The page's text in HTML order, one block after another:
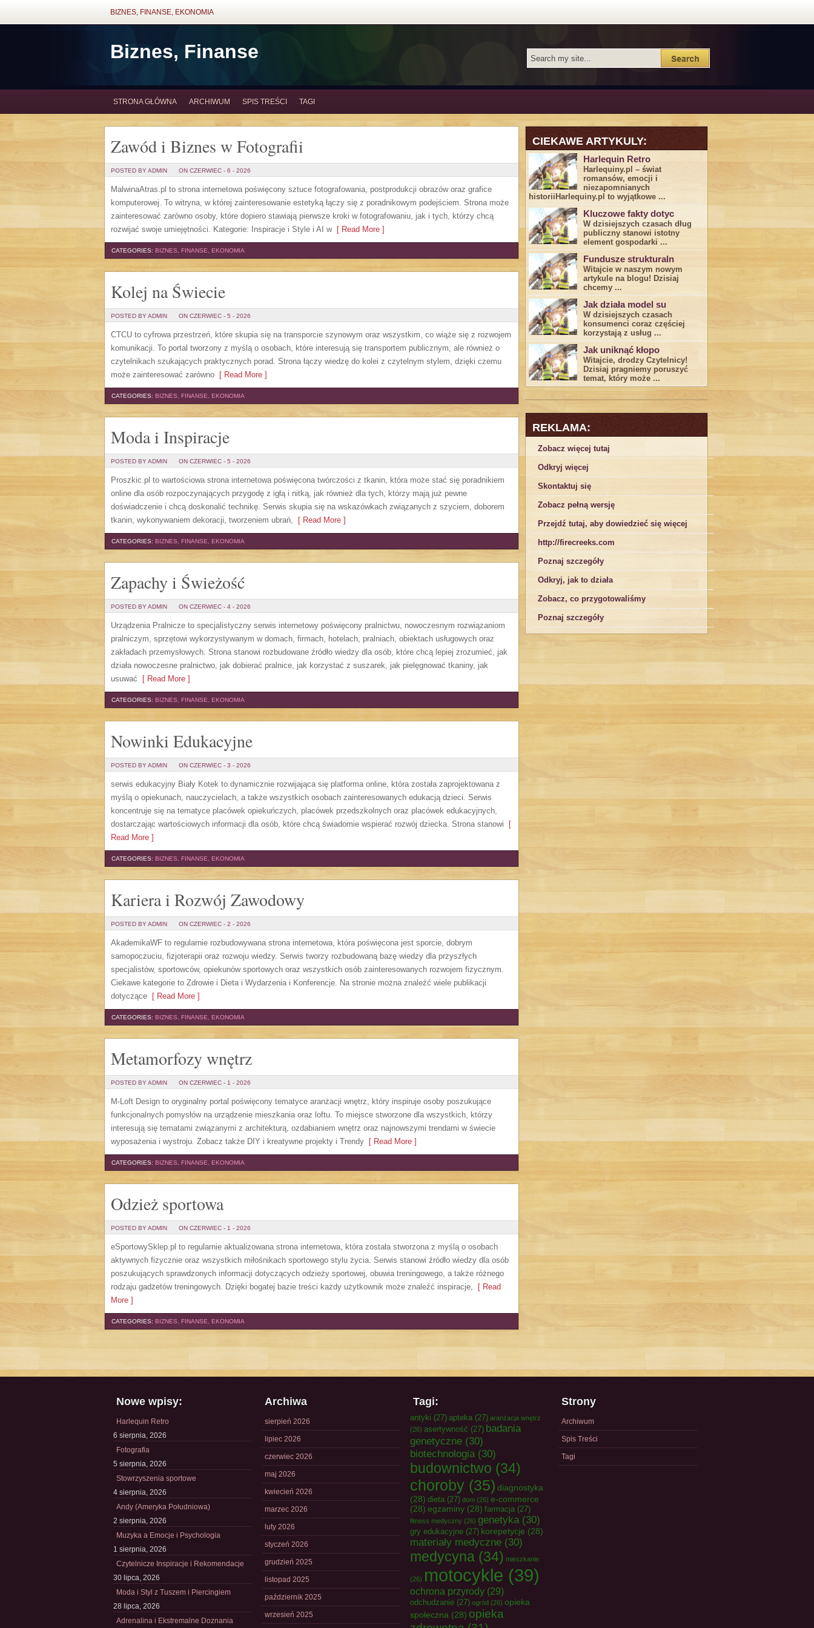
BIZNES, FINANSE, EKONOMIA
Biznes, Finanse
STRONA GŁÓWNA ARCHIWUM SPIS TREŚCI TAGI
Zawód i Biznes w Fotografii
POSTED BY ADMIN ON CZERWIEC - 6 - 2026
MalwinaAtras.pl to strona internetowa poświęcony sztuce fotografowania, postprodukcji obrazów oraz grafice
komputerowej. To witryna, w której zainteresowanie estetyką łączy się z poradnikowym podejściem. Strona może
zainteresować zarówno osoby, które dopiero stawiają pierwsze kroki w fotografowaniu, jak i tych, którzy chcą
rozwijać swoje umiejętności. Kategorie: Inspiracje i Style i AI w[ Read More ]
CATEGORIES: BIZNES, FINANSE, EKONOMIA
Kolej na Świecie
POSTED BY ADMIN ON CZERWIEC - 5 - 2026
CTCU to cyfrowa przestrzeń, które skupia się na transporcie szynowym oraz wszystkim, co wiąże się z rozwojem
komunikacji. To portal tworzony z myślą o osobach, które interesują się transportem publicznym, ale również o
czytelnikach szukających praktycznych porad. Strona łączy wiedzę do kolei z czytelnym stylem, dzięki czemu
może zainteresować zarówno [ Read More ]
CATEGORIES: BIZNES, FINANSE, EKONOMIA
Moda i Inspiracje
POSTED BY ADMIN ON CZERWIEC - 5 - 2026
Proszkic.pl to wartościowa strona internetowa poświęcona twórczości z tkanin, która może stać się poradnikiem
online dla osób rozpoczynających przygodę z igłą i nitką, jak również dla tych, którzy mają już pewne
doświadczenie i chcą doskonalić technikę. Serwis skupia się na wskazówkach związanych z szyciem, doborem
tkanin, wykonywaniem dekoracji, tworzeniem ubrań, [ Read More ]
CATEGORIES: BIZNES, FINANSE, EKONOMIA
Zapachy i Świeżość
POSTED BY ADMIN ON CZERWIEC - 4 - 2026
Urządzenia Pralnicze to specjalistyczny serwis internetowy poświęcony pralnictwu, nowoczesnym rozwiązaniom
pralniczym, sprzętowi wykorzystywanym w domach, firmach, hotelach, pralniach, obiektach usługowych oraz
zakładach przemysłowych. Strona stanowi rozbudowane źródło wiedzy dla osób, które chcą lepiej zrozumieć, jak
działa nowoczesne pralnictwo, jak dobierać pralnice, jak korzystać z suszarek, jak pielęgnować tkaniny, jak
usuwać [ Read More ]
CATEGORIES: BIZNES, FINANSE, EKONOMIA
Nowinki Edukacyjne
POSTED BY ADMIN ON CZERWIEC - 3 - 2026
serwis edukacyjny Biały Kotek to dynamicznie rozwijająca się platforma online, która została zaprojektowana z
myślą o opiekunach, nauczycielach, a także wszystkich osobach zainteresowanych edukacją dzieci. Serwis
koncentruje się na tematyce placówek opiekuńczych, placówek przedszkolnych oraz placówek edukacyjnych,
dostarczając wartościowych informacji dla osób, które chcą świadomie wspierać rozwój dziecka. Strona stanowi [
Read More ]
CATEGORIES: BIZNES, FINANSE, EKONOMIA
Kariera i Rozwój Zawodowy
POSTED BY ADMIN ON CZERWIEC - 2 - 2026
AkademikaWF to regularnie rozbudowywana strona internetowa, która poświęcona jest sporcie, dobrym
samopoczuciu, fizjoterapii oraz rozwoju wiedzy. Serwis tworzy rozbudowaną bazę wiedzy dla przyszłych
specjalistów, sportowców, opiekunów sportowych oraz wszystkich osób zainteresowanych rozwojem fizycznym.
Ciekawe kategorie to Zdrowie i Dieta i Wydarzenia i Konferencje. Na stronie można znaleźć wiele publikacji
dotyczące [ Read More ]
CATEGORIES: BIZNES, FINANSE, EKONOMIA
Metamorfozy wnętrz
POSTED BY ADMIN ON CZERWIEC - 1 - 2026
M-Loft Design to oryginalny portal poświęcony tematyce aranżacji wnętrz, który inspiruje osoby poszukujące
funkcjonalnych pomysłów na urządzenie mieszkania oraz loftu. To miejsce stworzone dla wszystkich, którzy
interesują się tematami związanymi z architekturą, ozdabianiem wnętrz oraz najnowszymi trendami w świecie
wyposażenia i wystroju. Zobacz także DIY i kreatywne projekty i Trendy [ Read More ]
CATEGORIES: BIZNES, FINANSE, EKONOMIA
Odzież sportowa
POSTED BY ADMIN ON CZERWIEC - 1 - 2026
eSportowySklep.pl to regularnie aktualizowana strona internetowa, która została stworzona z myślą o osobach
aktywnych fizycznie oraz wszystkich miłośnikach sportowego stylu życia. Serwis stanowi źródło wiedzy dla osób
poszukujących sprawdzonych informacji dotyczących odzieży sportowej, obuwia treningowego, a także różnego
rodzaju gadżetów treningowych. Dzięki bogatej bazie treści każdy użytkownik może znaleźć inspiracje, [ Read
More ]
CATEGORIES: BIZNES, FINANSE, EKONOMIA
CIEKAWE ARTYKULY:
Harlequin Retro
Harlequiny.pl – świat
romansów, emocji i
niezapomnianych
historiiHarlequiny.pl to wyjątkowe ...
Kluczowe fakty dotyc
W dzisiejszych czasach dług
publiczny stanowi istotny
element gospodarki ...
Fundusze strukturaln
Witajcie w naszym nowym
artykule na blogu! Dzisiaj
chcemy ...
Jak działa model su
W dzisiejszych czasach
konsumenci ‌coraz częściej
korzystają z usług⁤ ...
Jak uniknąć kłopo
Witajcie, drodzy Czytelnicy!
Dzisiaj pragniemy poruszyć
temat, który może ...
REKLAMA:
Zobacz więcej tutaj
Odkryj więcej
Skontaktuj się
Zobacz pełną wersję
Przejdź tutaj, aby dowiedzieć się więcej
http://firecreeks.com
Poznaj szczegóły
Odkryj, jak to działa
Zobacz, co przygotowaliśmy
Poznaj szczegóły
Nowe wpisy:
Harlequin Retro
6 sierpnia, 2026
Fotografia
5 sierpnia, 2026
Stowrzyszenia sportowe
4 sierpnia, 2026
Andy (Ameryka Południowa)
2 sierpnia, 2026
Muzyka a Emocje i Psychologia
1 sierpnia, 2026
Czytelnicze Inspiracje i Rekomendacje
30 lipca, 2026
Moda i Styl z Tuszem i Piercingiem
28 lipca, 2026
Adrenalina i Ekstremalne Doznania
Archiwa
sierpień 2026
lipiec 2026
czerwiec 2026
maj 2026
kwiecień 2026
marzec 2026
luty 2026
styczeń 2026
grudzień 2025
listopad 2025
październik 2025
wrzesień 2025
Tagi:
antyki (27) apteka (27) aranżacja wnętrz
(26) asertywność (27) badania
genetyczne (30)
biotechnologia(30)
budownictwo (34)
choroby (35) diagnostyka
(28) dieta (27) dom (26) e-commerce
(28) egzaminy (28) farmacja (27)
fitness medyczny (26) genetyka(30)
gry edukacyjne (27) korepetycje (28)
materiały medyczne (30)
medycyna (34) mieszkanie
(26) motocykle (39)
ochrona przyrody (29)
odchudzanie (27) ogród (26) opieka
społeczna (28) opieka
Strony
Archiwum
Spis Treści
Tagi